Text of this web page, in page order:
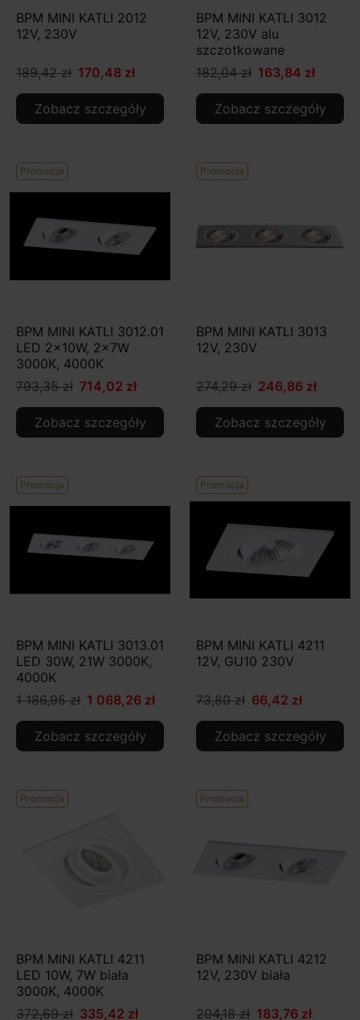
BPM MINI KATLI 2012
12V, 230V
189,42 zł 170,48 zł
Zobacz szczegóły
BPM MINI KATLI 3012
12V, 230V alu
szczotkowane
182,04 zł 163,84 zł
Zobacz szczegóły
Promocja
BPM MINI KATLI 3012.01
LED 2x10W, 2x7W
3000K, 4000K
793,35 zł 714,02 zł
Zobacz szczegóły
Promocja
BPM MINI KATLI 3013
12V, 230V
274,29 zł 246,86 zł
Zobacz szczegóły
Promocja
BPM MINI KATLI 3013.01
LED 30W, 21W 3000K,
4000K
1 186,95 zł 1 068,26 zł
Zobacz szczegóły
Promocja
BPM MINI KATLI 4211
12V, GU10 230V
73,80 zł 66,42 zł
Zobacz szczegóły
Promocja
BPM MINI KATLI 4211
LED 10W, 7W biała
3000K, 4000K
372,69 zł 335,42 zł
Promocja
BPM MINI KATLI 4212
12V, 230V biała
204,18 zł 183,76 zł